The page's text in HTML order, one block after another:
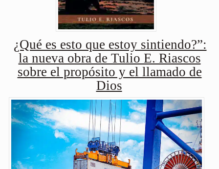
¿Qué es esto que estoy sintiendo?”:
la nueva obra de Tulio E. Riascos
sobre el propósito y el llamado de
Dios